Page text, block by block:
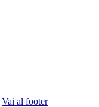
Vai al footer